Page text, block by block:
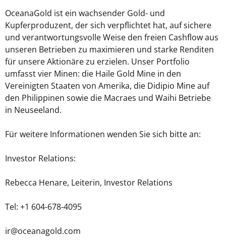
OceanaGold ist ein wachsender Gold- und
Kupferproduzent, der sich verpflichtet hat, auf sichere
und verantwortungsvolle Weise den freien Cashflow aus
unseren Betrieben zu maximieren und starke Renditen
für unsere Aktionäre zu erzielen. Unser Portfolio
umfasst vier Minen: die Haile Gold Mine in den
Vereinigten Staaten von Amerika, die Didipio Mine auf
den Philippinen sowie die Macraes und Waihi Betriebe
in Neuseeland.
Für weitere Informationen wenden Sie sich bitte an:
Investor Relations:
Rebecca Henare, Leiterin, Investor Relations
Tel: +1 604-678-4095
ir@oceanagold.com